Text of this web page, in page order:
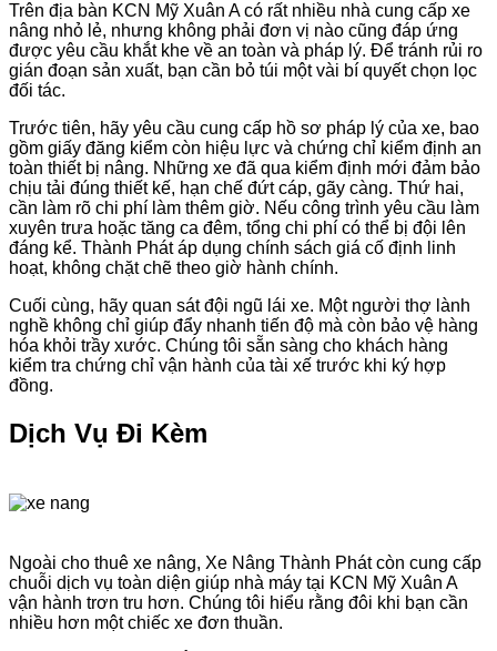
Trên địa bàn KCN Mỹ Xuân A có rất nhiều nhà cung cấp xe
nâng nhỏ lẻ, nhưng không phải đơn vị nào cũng đáp ứng
được yêu cầu khắt khe về an toàn và pháp lý. Để tránh rủi ro
gián đoạn sản xuất, bạn cần bỏ túi một vài bí quyết chọn lọc
đối tác.
Trước tiên, hãy yêu cầu cung cấp hồ sơ pháp lý của xe, bao
gồm giấy đăng kiểm còn hiệu lực và chứng chỉ kiểm định an
toàn thiết bị nâng. Những xe đã qua kiểm định mới đảm bảo
chịu tải đúng thiết kế, hạn chế đứt cáp, gãy càng. Thứ hai,
cần làm rõ chi phí làm thêm giờ. Nếu công trình yêu cầu làm
xuyên trưa hoặc tăng ca đêm, tổng chi phí có thể bị đội lên
đáng kể. Thành Phát áp dụng chính sách giá cố định linh
hoạt, không chặt chẽ theo giờ hành chính.
Cuối cùng, hãy quan sát đội ngũ lái xe. Một người thợ lành
nghề không chỉ giúp đẩy nhanh tiến độ mà còn bảo vệ hàng
hóa khỏi trầy xước. Chúng tôi sẵn sàng cho khách hàng
kiểm tra chứng chỉ vận hành của tài xế trước khi ký hợp
đồng.
Dịch Vụ Đi Kèm
Ngoài cho thuê xe nâng, Xe Nâng Thành Phát còn cung cấp
chuỗi dịch vụ toàn diện giúp nhà máy tại KCN Mỹ Xuân A
vận hành trơn tru hơn. Chúng tôi hiểu rằng đôi khi bạn cần
nhiều hơn một chiếc xe đơn thuần.